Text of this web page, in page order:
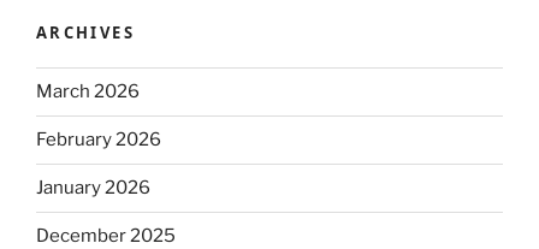
ARCHIVES
March 2026
February 2026
January 2026
December 2025